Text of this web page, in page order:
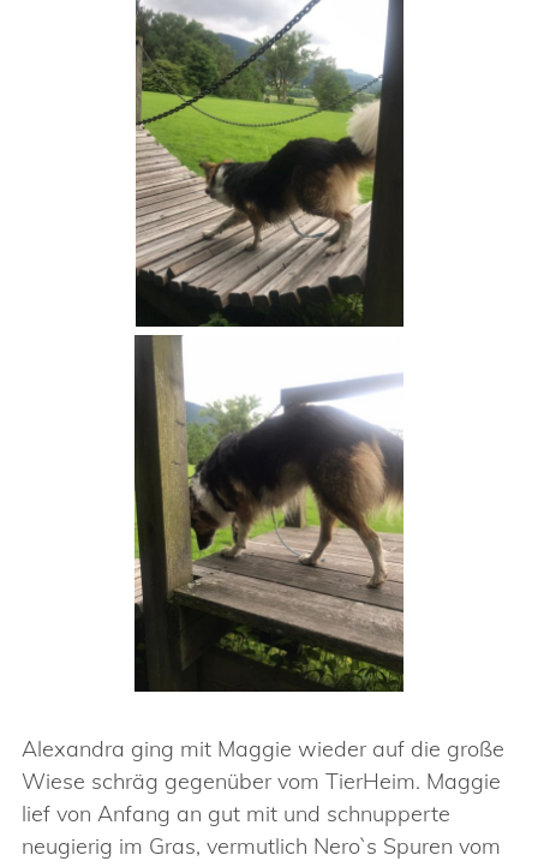
Alexandra ging mit Maggie wieder auf die große
Wiese schräg gegenüber vom TierHeim. Maggie
lief von Anfang an gut mit und schnupperte
neugierig im Gras, vermutlich Nero`s Spuren vom